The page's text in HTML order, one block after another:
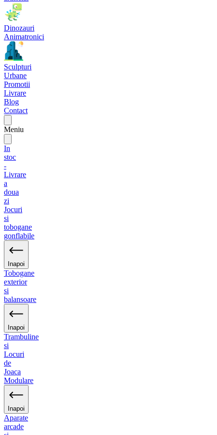
Dinozauri
Animatronici
Sculpturi
Urbane
Promotii
Livrare
Blog
Contact
Meniu
In
stoc
-
Livrare
a
doua
zi
Jocuri
si
tobogane
gonflabile
Inapoi
Tobogane
exterior
si
balansoare
Inapoi
Trambuline
si
Locuri
de
Joaca
Modulare
Inapoi
Aparate
arcade